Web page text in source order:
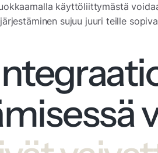
käyttöliittymästä
sujuu juuri teille